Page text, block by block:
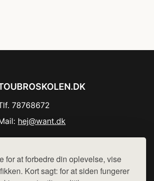
for at forbedre din oplevelse, vise
Kort sagt: for at siden fungerer
78768672
hej@want.dk